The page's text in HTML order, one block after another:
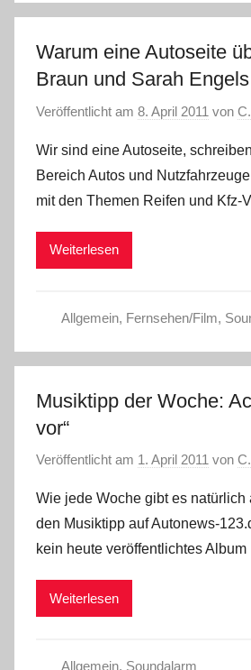
Warum eine Autoseite
Braun und Sarah
Veröffentlicht am 8. April 2011 von
Wir sind eine Autoseite,
Bereich Autos und
mit den Themen Reifen und Kfz-
Weiterlesen
Allgemein, Fernsehen/Film,
Musiktipp der Woche:
vor“
Veröffentlicht am 1. April 2011 von
Wie jede Woche gibt es natürlich
den Musiktipp auf Autonews-
kein heute veröffentlichtes Album
Weiterlesen
Allgemein, Soundalarm